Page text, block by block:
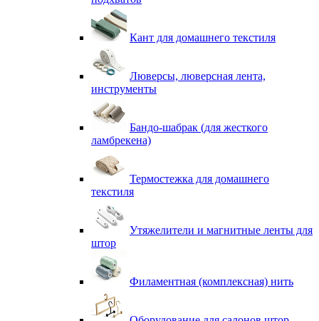
Кант для домашнего текстиля
Люверсы, люверсная лента,
инструменты
Бандо-шабрак (для жесткого
ламбрекена)
Термостежка для домашнего
текстиля
Утяжелители и магнитные ленты для
штор
Филаментная (комплексная) нить